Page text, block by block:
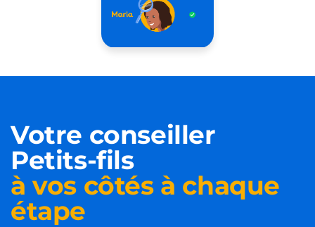
Votre conseiller
Petits-fils
à vos côtés à chaque
étape